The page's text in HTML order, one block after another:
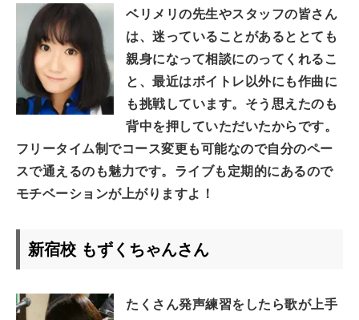
ベリメリの先生やスタッフの皆さん
は、迷っていることがあるととても
親身になって相談にのってくれるこ
と、最近はボイトレ以外にも作曲に
も挑戦しています。そう思えたのも
背中を押していただいたからです。
フリータイム制でコース変更も可能なので自分のペー
スで通えるのも魅力です。ライブも定期的にあるので
モチベーションが上がりますよ！
新宿校 もずくちゃんさん
たくさん発声練習をしたら歌が上手